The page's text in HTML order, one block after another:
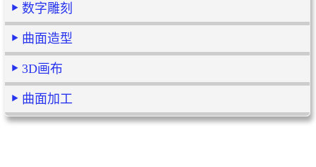
数字雕刻
曲面造型
3D画布
曲面加工